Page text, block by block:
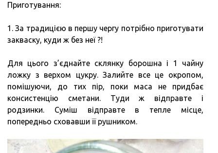
Приготування:
1. За традицією в першу чергу потрібно приготувати
закваску, куди ж без неї ?!
Для цього з’єднайте склянку борошна і 1 чайну
ложку з верхом цукру. Залийте все це окропом,
помішуючи, до тих пір, поки маса не придбає
консистенцію сметани. Туди ж відправте і
родзинки. Суміш відправте в тепле місце,
попередньо сховавши її рушником.